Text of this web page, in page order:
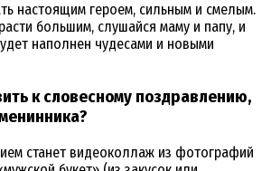
настоящим героем, сильным и смелым.
большим, слушайся маму и папу, и
наполнен чудесами и новыми
к словесному поздравлению,
станет видеоколлаж из фотографий